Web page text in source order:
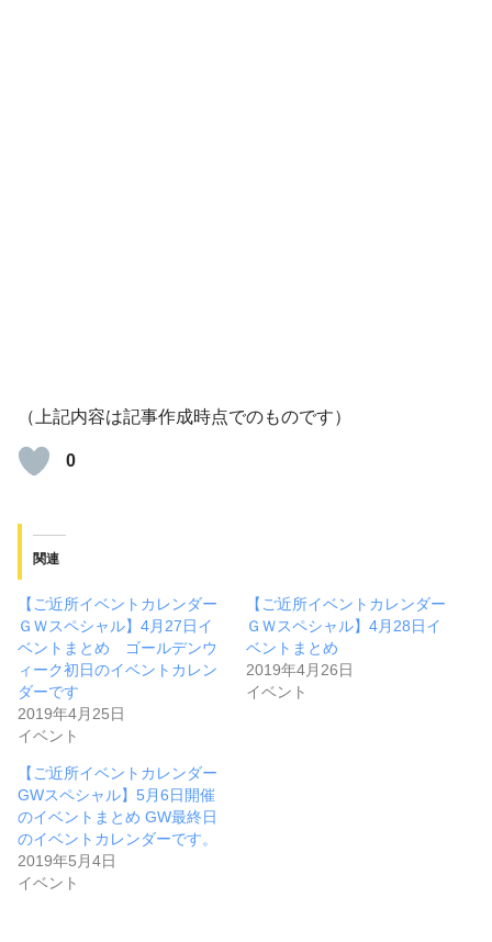
（上記内容は記事作成時点でのものです）
0
関連
【ご近所イベントカレンダー
ＧＷスペシャル】4月27日イ
ベントまとめ ゴールデンウ
ィーク初日のイベントカレン
ダーです
2019年4月25日
イベント
【ご近所イベントカレンダー
ＧＷスペシャル】4月28日イ
ベントまとめ
2019年4月26日
イベント
【ご近所イベントカレンダー
GWスペシャル】5月6日開催
のイベントまとめ GW最終日
のイベントカレンダーです。
2019年5月4日
イベント